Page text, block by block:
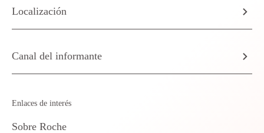
Localización
Canal del informante
Enlaces de interés
Sobre Roche